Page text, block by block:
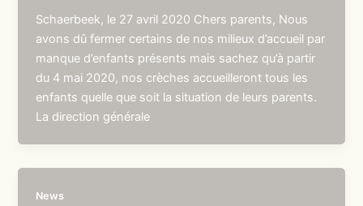
Schaerbeek, le 27 avril 2020 Chers parents, Nous
avons dû fermer certains de nos milieux d’accueil par
manque d’enfants présents mais sachez qu’à partir
du 4 mai 2020, nos crèches accueilleront tous les
enfants quelle que soit la situation de leurs parents.
La direction générale
News